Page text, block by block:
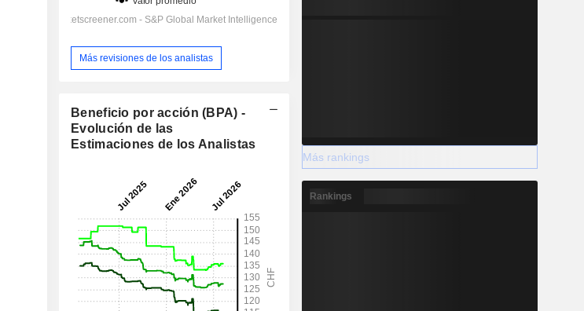
Más revisiones de los analistas
Beneficio por acción (BPA) -
Evolución de las
Estimaciones de los Analistas
Más rankings
Rankings